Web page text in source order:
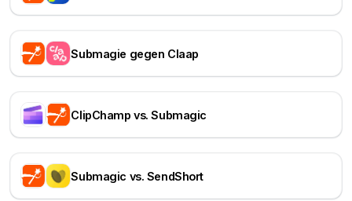
Submagie gegen Claap
ClipChamp vs. Submagic
Submagic vs. SendShort